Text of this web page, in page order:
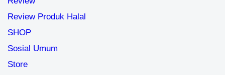
Review Produk Halal
SHOP
Sosial Umum
Store